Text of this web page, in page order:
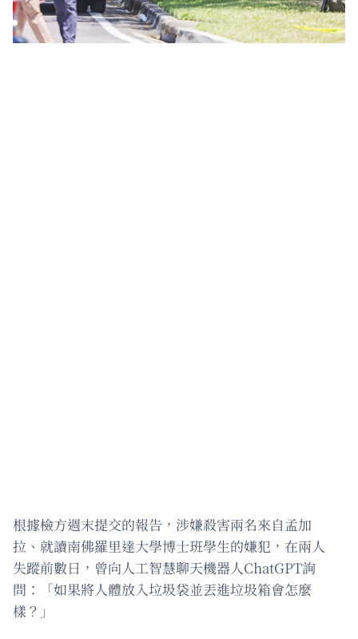
根據檢方週末提交的報告，涉嫌殺害兩名來自孟加
拉、就讀南佛羅里達大學博士班學生的嫌犯，在兩人
失蹤前數日，曾向人工智慧聊天機器人ChatGPT詢
問：「如果將人體放入垃圾袋並丟進垃圾箱會怎麼
樣？」